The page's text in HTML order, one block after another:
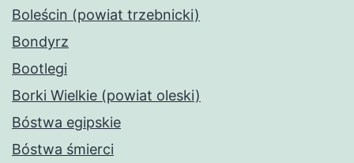
Boleścin (powiat trzebnicki)
Bondyrz
Bootlegi
Borki Wielkie (powiat oleski)
Bóstwa egipskie
Bóstwa śmierci